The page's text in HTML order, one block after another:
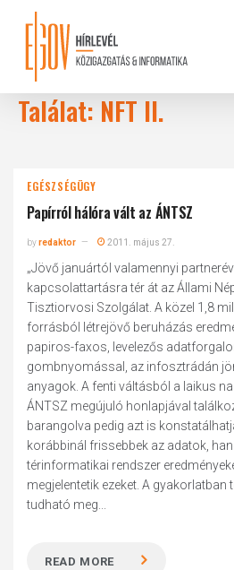
content
Találat: NFT II.
EGÉSZSÉGÜGY
Papírról hálóra vált az ÁNTSZ
byredaktor 2011. május 27.
„Jövő januártól valamennyi
kapcsolattartásra tér át az Állami
Tisztiorvosi Szolgálat. A közel 1,8
forrásból létrejövő beruházás
papiros-faxos, levelezős
gombnyomással, az infosztrádán
anyagok. A fenti váltásból a laikus
ÁNTSZ megújuló honlapjával
barangolva pedig azt is
korábbinál frissebbek az adatok,
térinformatikai rendszer
megjelentetik ezeket. A gyakorlatban
tudható meg...
READ MORE